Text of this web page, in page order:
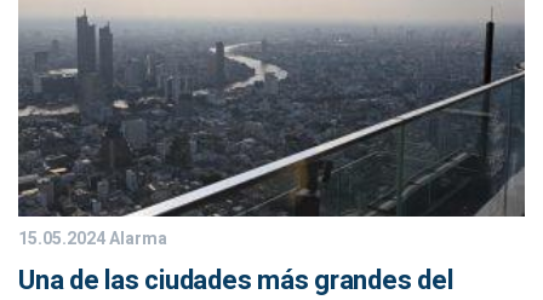
15.05.2024Alarma
Una de las ciudades más grandes del